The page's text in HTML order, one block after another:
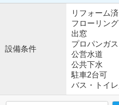
設備条件
リフォーム済
フローリング
出窓
プロパンガス
公営水道
公共下水
駐車2台可
バス・トイレ